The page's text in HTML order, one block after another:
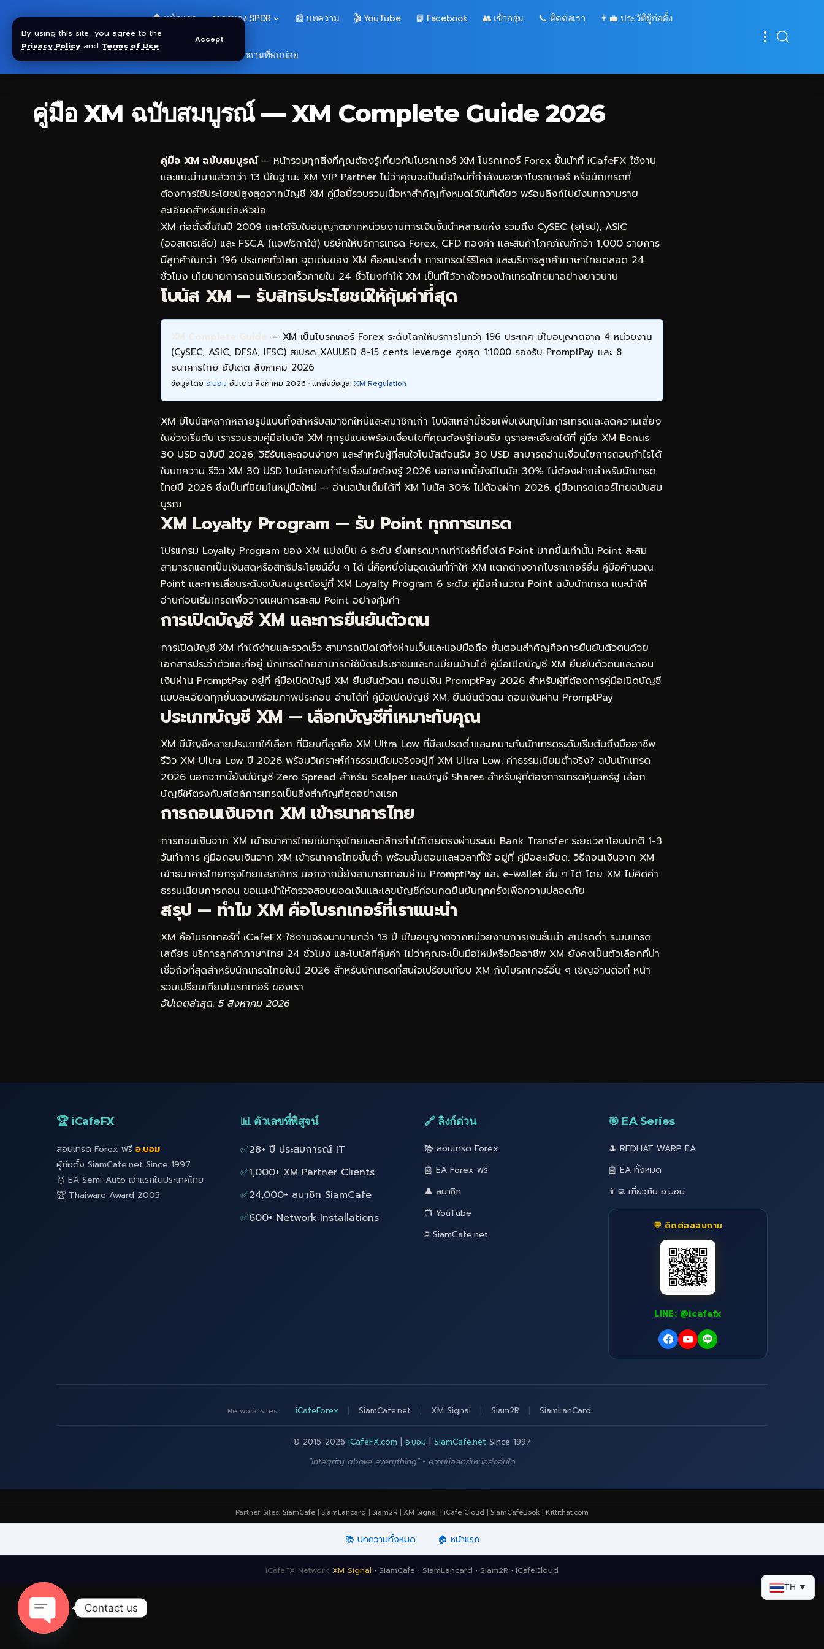
By using this site, you agree to the
Privacy Policy and Terms of Use.
Accept
🏠 หน้าแรก ราคาทอง SPDR 📰 บทความ 🎬 YouTube 📘 Facebook 👥 เข้ากลุ่ม 📞 ติดต่อเรา 👨‍💼 ประวัติผู้ก่อตั้ง
❓ คำถามที่พบบ่อย
คู่มือ XM ฉบับสมบูรณ์ — XM Complete Guide 2026
คู่มือ XM ฉบับสมบูรณ์— หน้ารวมทุกสิ่งที่คุณต้องรู้เกี่ยวกับโบรกเกอร์ XM โบรกเกอร์ Forex ชั้นนำที่ iCafeFX ใช้งาน
และแนะนำมาแล้วกว่า 13 ปีในฐานะ XM VIP Partner ไม่ว่าคุณจะเป็นมือใหม่ที่กำลังมองหาโบรกเกอร์ หรือนักเทรดที่
ต้องการใช้ประโยชน์สูงสุดจากบัญชี XM คู่มือนี้รวบรวมเนื้อหาสำคัญทั้งหมดไว้ในที่เดียว พร้อมลิงก์ไปยังบทความราย
ละเอียดสำหรับแต่ละหัวข้อ
XM ก่อตั้งขึ้นในปี 2009 และได้รับใบอนุญาตจากหน่วยงานการเงินชั้นนำหลายแห่ง รวมถึง CySEC (ยุโรป), ASIC
(ออสเตรเลีย) และ FSCA (แอฟริกาใต้) บริษัทให้บริการเทรด Forex, CFD ทองคำ และสินค้าโภคภัณฑ์กว่า 1,000 รายการ
มีลูกค้าในกว่า 196 ประเทศทั่วโลก จุดเด่นของ XM คือสเปรดต่ำ การเทรดไร้รีโคต และบริการลูกค้าภาษาไทยตลอด 24
ชั่วโมง นโยบายการถอนเงินรวดเร็วภายใน 24 ชั่วโมงทำให้ XM เป็นที่ไว้วางใจของนักเทรดไทยมาอย่างยาวนาน
โบนัส XM — รับสิทธิประโยชน์ให้คุ้มค่าที่สุด
XM Complete Guide — XM เป็นโบรกเกอร์ Forex ระดับโลกให้บริการในกว่า 196 ประเทศ มีใบอนุญาตจาก 4 หน่วยงาน
(CySEC, ASIC, DFSA, IFSC) สเปรด XAUUSD 8-15 cents leverage สูงสุด 1:1000 รองรับ PromptPay และ 8
ธนาคารไทย อัปเดต สิงหาคม 2026
ข้อมูลโดย อ.บอม อัปเดต สิงหาคม 2026 · แหล่งข้อมูล: XM Regulation
XM มีโบนัสหลากหลายรูปแบบทั้งสำหรับสมาชิกใหม่และสมาชิกเก่า โบนัสเหล่านี้ช่วยเพิ่มเงินทุนในการเทรดและลดความเสี่ยง
ในช่วงเริ่มต้น เรารวบรวมคู่มือโบนัส XM ทุกรูปแบบพร้อมเงื่อนไขที่คุณต้องรู้ก่อนรับ ดูรายละเอียดได้ที่ คู่มือ XM Bonus
30 USD ฉบับปี 2026: วิธีรับและถอนง่ายๆ และสำหรับผู้ที่สนใจโบนัสต้อนรับ 30 USD สามารถอ่านเงื่อนไขการถอนกำไรได้
ในบทความ รีวิว XM 30 USD โบนัสถอนกำไรเงื่อนไขต้องรู้ 2026 นอกจากนี้ยังมีโบนัส 30% ไม่ต้องฝากสำหรับนักเทรด
ไทยปี 2026 ซึ่งเป็นที่นิยมในหมู่มือใหม่ — อ่านฉบับเต็มได้ที่ XM โบนัส 30% ไม่ต้องฝาก 2026: คู่มือเทรดเดอร์ไทยฉบับสม
บูรณ
XM Loyalty Program — รับ Point ทุกการเทรด
โปรแกรม Loyalty Program ของ XM แบ่งเป็น 6 ระดับ ยิ่งเทรดมากเท่าไหร่ก็ยิ่งได้ Point มากขึ้นเท่านั้น Point สะสม
สามารถแลกเป็นเงินสดหรือสิทธิประโยชน์อื่น ๆ ได้ นี่คือหนึ่งในจุดเด่นที่ทำให้ XM แตกต่างจากโบรกเกอร์อื่น คู่มือคำนวณ
Point และการเลื่อนระดับฉบับสมบูรณ์อยู่ที่ XM Loyalty Program 6 ระดับ: คู่มือคำนวณ Point ฉบับนักเทรด แนะนำให้
อ่านก่อนเริ่มเทรดเพื่อวางแผนการสะสม Point อย่างคุ้มค่า
การเปิดบัญชี XM และการยืนยันตัวตน
การเปิดบัญชี XM ทำได้ง่ายและรวดเร็ว สามารถเปิดได้ทั้งผ่านเว็บและแอปมือถือ ขั้นตอนสำคัญคือการยืนยันตัวตนด้วย
เอกสารประจำตัวและที่อยู่ นักเทรดไทยสามารถใช้บัตรประชาชนและทะเบียนบ้านได้ คู่มือเปิดบัญชี XM ยืนยันตัวตนและถอน
เงินผ่าน PromptPay อยู่ที่ คู่มือเปิดบัญชี XM ยืนยันตัวตน ถอนเงิน PromptPay 2026 สำหรับผู้ที่ต้องการคู่มือเปิดบัญชี
แบบละเอียดทุกขั้นตอนพร้อมภาพประกอบ อ่านได้ที่ คู่มือเปิดบัญชี XM: ยืนยันตัวตน ถอนเงินผ่าน PromptPay
ประเภทบัญชี XM — เลือกบัญชีที่เหมาะกับคุณ
XM มีบัญชีหลายประเภทให้เลือก ที่นิยมที่สุดคือ XM Ultra Low ที่มีสเปรดต่ำและเหมาะกับนักเทรดระดับเริ่มต้นถึงมืออาชีพ
รีวิว XM Ultra Low ปี 2026 พร้อมวิเคราะห์ค่าธรรมเนียมจริงอยู่ที่ XM Ultra Low: ค่าธรรมเนียมต่ำจริง? ฉบับนักเทรด
2026 นอกจากนี้ยังมีบัญชี Zero Spread สำหรับ Scalper และบัญชี Shares สำหรับผู้ที่ต้องการเทรดหุ้นสหรัฐ เลือก
บัญชีให้ตรงกับสไตล์การเทรดเป็นสิ่งสำคัญที่สุดอย่างแรก
การถอนเงินจาก XM เข้าธนาคารไทย
การถอนเงินจาก XM เข้าธนาคารไทยเช่นกรุงไทยและกสิกรทำได้โดยตรงผ่านระบบ Bank Transfer ระยะเวลาโอนปกติ 1-3
วันทำการ คู่มือถอนเงินจาก XM เข้าธนาคารไทยขั้นต่ำ พร้อมขั้นตอนและเวลาที่ใช้ อยู่ที่ คู่มือละเอียด: วิธีถอนเงินจาก XM
เข้าธนาคารไทยกรุงไทยและกสิกร นอกจากนี้ยังสามารถถอนผ่าน PromptPay และ e-wallet อื่น ๆ ได้ โดย XM ไม่คิดค่า
ธรรมเนียมการถอน ขอแนะนำให้ตรวจสอบยอดเงินและเลขบัญชีก่อนกดยืนยันทุกครั้งเพื่อความปลอดภัย
สรุป — ทำไม XM คือโบรกเกอร์ที่เราแนะนำ
XM คือโบรกเกอร์ที่ iCafeFX ใช้งานจริงมานานกว่า 13 ปี มีใบอนุญาตจากหน่วยงานการเงินชั้นนำ สเปรดต่ำ ระบบเทรด
เสถียร บริการลูกค้าภาษาไทย 24 ชั่วโมง และโบนัสที่คุ้มค่า ไม่ว่าคุณจะเป็นมือใหม่หรือมืออาชีพ XM ยังคงเป็นตัวเลือกที่น่า
เชื่อถือที่สุดสำหรับนักเทรดไทยในปี 2026 สำหรับนักเทรดที่สนใจเปรียบเทียบ XM กับโบรกเกอร์อื่น ๆ เชิญอ่านต่อที่ หน้า
รวมเปรียบเทียบโบรกเกอร์ ของเรา
อัปเดตล่าสุด: 5 สิงหาคม 2026
🏆 iCafeFX
สอนเทรด Forex ฟรี อ.บอม
ผู้ก่อตั้ง SiamCafe.net Since 1997
🥇 EA Semi-Auto เจ้าแรกในประเทศไทย
🏆 Thaiware Award 2005
📊 ตัวเลขที่พิสูจน์
✅28+ ปี ประสบการณ์ IT
✅1,000+ XM Partner Clients
✅24,000+ สมาชิก SiamCafe
✅600+ Network Installations
🔗 ลิงก์ด่วน
📚 สอนเทรด Forex
🤖 EA Forex ฟรี
👤 สมาชิก
📺 YouTube
🌐 SiamCafe.net
🎯 EA Series
🎩 REDHAT WARP EA
🤖 EA ทั้งหมด
👨‍💻 เกี่ยวกับ อ.บอม
💬 ติดต่อสอบถาม
LINE: @icafefx
Network Sites: iCafeForex SiamCafe.net XM Signal Siam2R SiamLanCard
© 2015-2026 iCafeFX.com | อ.บอม | SiamCafe.net Since 1997
"Integrity above everything" - ความซื่อสัตย์เหนือสิ่งอื่นใด
TH ▼
Partner Sites: SiamCafe | SiamLancard | Siam2R | XM Signal | iCafe Cloud | SiamCafeBook | Kittithat.com
📚 บทความทั้งหมด 🏠 หน้าแรก
iCafeFX Network XM Signal · SiamCafe · SiamLancard · Siam2R · iCafeCloud
Contact us